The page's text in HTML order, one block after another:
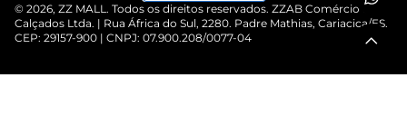
Cartão Presente
© 2026, ZZ MALL. Todos os direitos reservados. ZZAB Comércio de
Calçados Ltda. | Rua África do Sul, 2280. Padre Mathias, Cariacica/ES.
CEP: 29157-900 | CNPJ: 07.900.208/0077-04